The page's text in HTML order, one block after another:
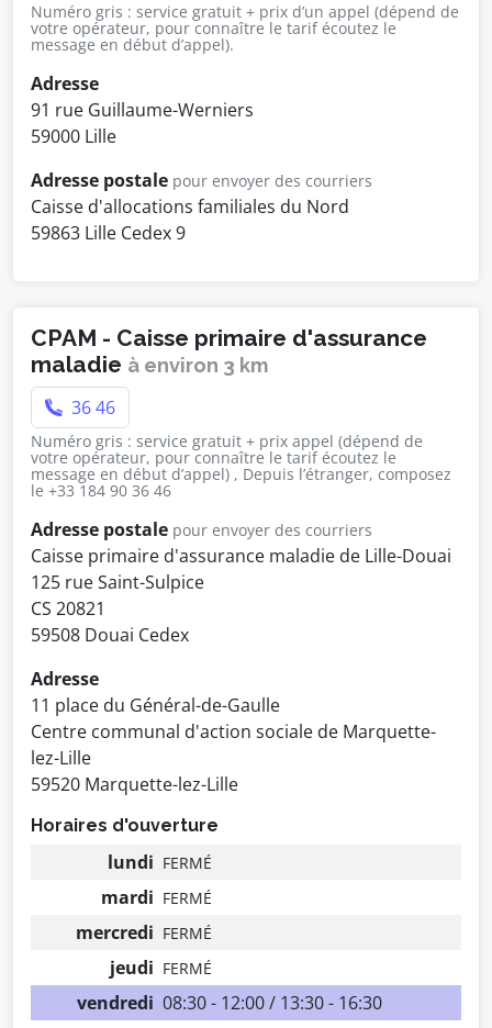
Numéro gris : service gratuit + prix d’un appel (dépend de
votre opérateur, pour connaître le tarif écoutez le
message en début d’appel).
Adresse
91 rue Guillaume-Werniers
59000 Lille
Adresse postale pour envoyer des courriers
Caisse d'allocations familiales du Nord
59863 Lille Cedex 9
CPAM - Caisse primaire d'assurance
maladie à environ 3 km
36 46
Numéro gris : service gratuit + prix appel (dépend de
votre opérateur, pour connaître le tarif écoutez le
message en début d’appel) , Depuis l’étranger, composez
le +33 184 90 36 46
Adresse postale pour envoyer des courriers
Caisse primaire d'assurance maladie de Lille-Douai
125 rue Saint-Sulpice
CS 20821
59508 Douai Cedex
Adresse
11 place du Général-de-Gaulle
Centre communal d'action sociale de Marquette-
lez-Lille
59520 Marquette-lez-Lille
Horaires d'ouverture
lundi FERMÉ
mardi FERMÉ
mercredi FERMÉ
jeudi FERMÉ
vendredi 08:30 - 12:00 / 13:30 - 16:30